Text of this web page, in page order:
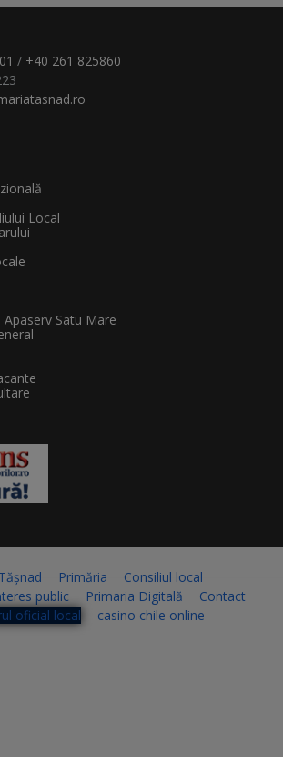
/ +40 261 825860
Local
Satu Mare
Primăria
Consiliul local
public
Primaria Digitală
Contact
oficial local
casino chile online